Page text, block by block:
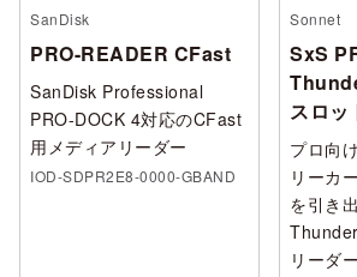
SanDisk
PRO-READER CFast
SanDisk Professional
PRO-DOCK 4対応のCFast
用メディアリーダー
IOD-SDPR2E8-0000-GBAND
Sonnet
SxS
スロッ
プロ向
リーカ
を引き
リーダー